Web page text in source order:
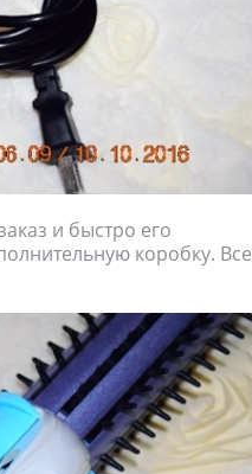
и быстро его
коробку. Все